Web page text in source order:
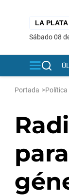
sábado 08
Portada >Política